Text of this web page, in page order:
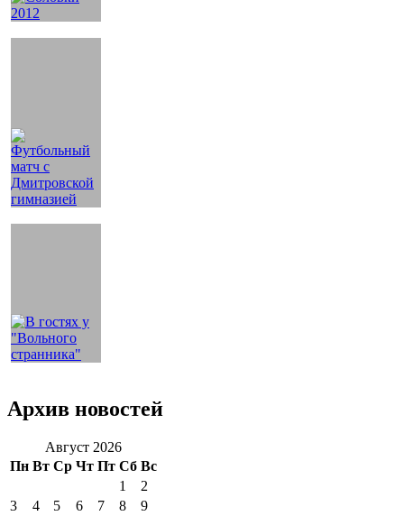
Архив новостей
Август 2026
Пн Вт Ср Чт Пт Сб Вс
1
2
3
4 5 6 7 8
9